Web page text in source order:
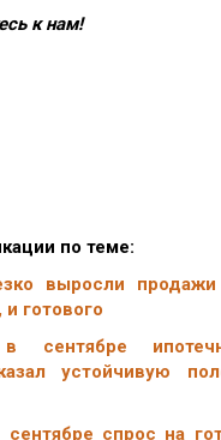
к нам!
по теме:
выросли
готового
в сентябре
устойчивую
сентябре спрос на